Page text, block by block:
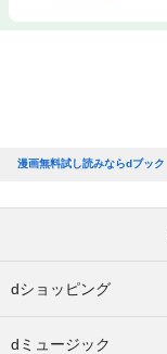
漫画無料試し読みならdブック
dショッピング
dミュージック